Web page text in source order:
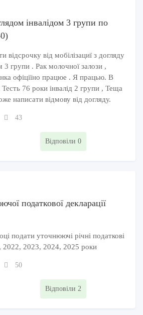
інвалідом 3 групи по
від мобілізациї з догляду
3 групи . Рак молочної залози ,
офіціїно працюе . Я працью. В
Тесть 76 роки інвалід 2 групи , Теща
написати відмову від догляду.
43
Відповіли 0
податкової декларації
подати уточнюючі річні податкові
2022, 2023, 2024, 2025 роки
50
Відповіли 2